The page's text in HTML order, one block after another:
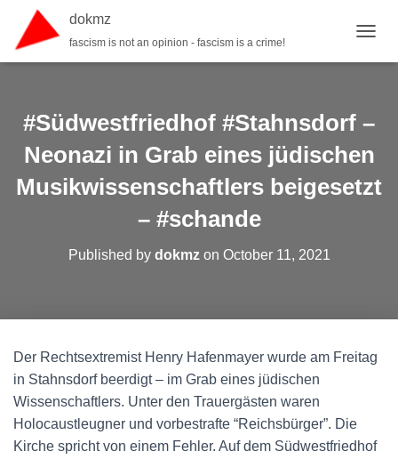
dokmz
fascism is not an opinion - fascism is a crime!
#Südwestfriedhof #Stahnsdorf –
Neonazi in Grab eines jüdischen
Musikwissenschaftlers beigesetzt
– #schande
Published by dokmzon October 11, 2021
Der Rechtsextremist Henry Hafenmayer wurde am Freitag
in Stahnsdorf beerdigt – im Grab eines jüdischen
Wissenschaftlers. Unter den Trauergästen waren
Holocaustleugner und vorbestrafte “Reichsbürger”. Die
Kirche spricht von einem Fehler. Auf dem Südwestfriedhof